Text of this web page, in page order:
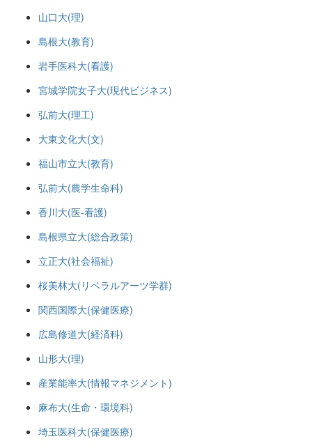
山口大(理)
島根大(教育)
岩手医科大(看護)
宮城学院女子大(現代ビジネス)
弘前大(理工)
大東文化大(文)
福山市立大(教育)
弘前大(農学生命科)
香川大(医-看護)
島根県立大(総合政策)
立正大(社会福祉)
桜美林大(リベラルアーツ学群)
関西国際大(保健医療)
広島修道大(経済科)
山形大(理)
産業能率大(情報マネジメント)
麻布大(生命・環境科)
埼玉医科大(保健医療)